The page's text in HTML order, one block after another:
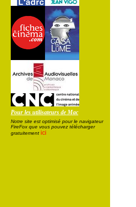
Pour les utilisateurs de Mac
Notre site est optimisé pour le navigateur
FireFox que vous pouvez télécharger
gratuitement ici